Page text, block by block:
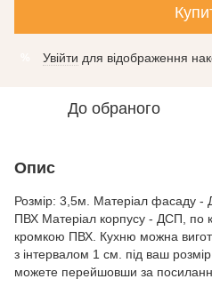
Увійти для відображення
До обраного
Опис
Розмір: 3,5м. Матеріал фасаду -
ПВХ Матеріал корпусу - ДСП, по
кромкою ПВХ. Кухню можна
з інтервалом 1 см. під ваш
можете перейшовши за